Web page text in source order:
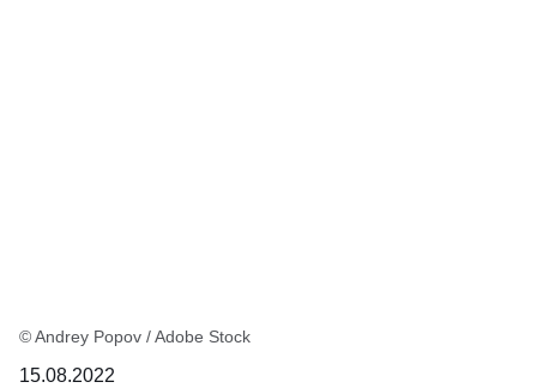
© Andrey Popov / Adobe Stock
15.08.2022